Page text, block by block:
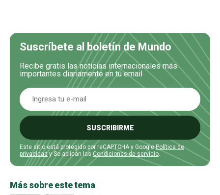
Suscríbete al boletín de Mundo
Recibe gratis las noticias internacionales más
importantes diariamente en tu email
SUSCRIBIRME
Este sitio está protegido por reCAPTCHA y GooglePolítica de
privacidady Se aplican las Condiciones de servicio.
Más sobre este tema